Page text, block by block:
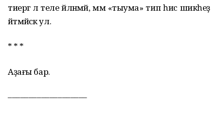
тиергә лә теле әйләнмәй, әммә «тыума» тип һис шикһеҙ
әйтмәйәсәк ул.
* * *
Аҙағы бар.
–––––––––––––––––––